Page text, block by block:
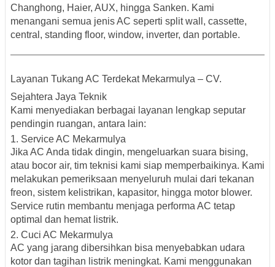
Changhong, Haier, AUX, hingga Sanken. Kami
menangani semua jenis AC seperti split wall, cassette,
central, standing floor, window, inverter, dan portable.
Layanan Tukang AC Terdekat Mekarmulya – CV.
Sejahtera Jaya Teknik
Kami menyediakan berbagai layanan lengkap seputar
pendingin ruangan, antara lain:
1. Service AC Mekarmulya
Jika AC Anda tidak dingin, mengeluarkan suara bising,
atau bocor air, tim teknisi kami siap memperbaikinya. Kami
melakukan pemeriksaan menyeluruh mulai dari tekanan
freon, sistem kelistrikan, kapasitor, hingga motor blower.
Service rutin membantu menjaga performa AC tetap
optimal dan hemat listrik.
2. Cuci AC Mekarmulya
AC yang jarang dibersihkan bisa menyebabkan udara
kotor dan tagihan listrik meningkat. Kami menggunakan